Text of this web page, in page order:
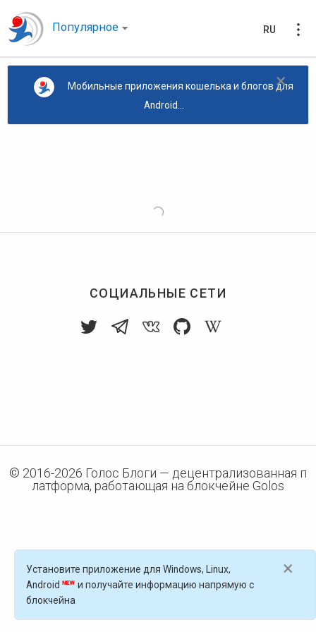
Популярное RU
×
Мобильные приложения кошелька и блогов для
Android...
СОЦИАЛЬНЫЕ СЕТИ
© 2016-2026 Голос Блоги — децентрализованная п
латформа, работающая на блокчейне Golos
×
Установите приложение для Windows, Linux,
Android
и получайте информацию напрямую с
блокчейна